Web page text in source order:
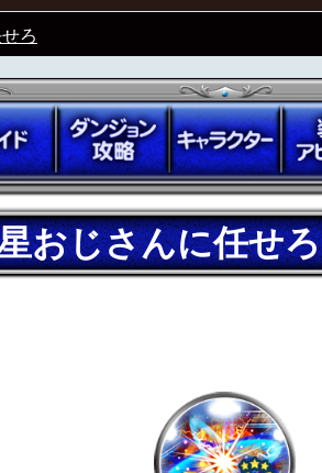
ろ
おじさんに任せろ